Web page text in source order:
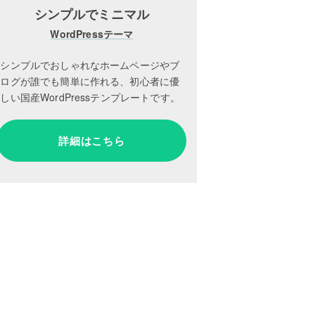
シンプルでミニマル
WordPressテーマ
シンプルでおしゃれなホームページやブ
ログが誰でも簡単に作れる、初心者に優
しい国産WordPressテンプレートです。
詳細はこちら